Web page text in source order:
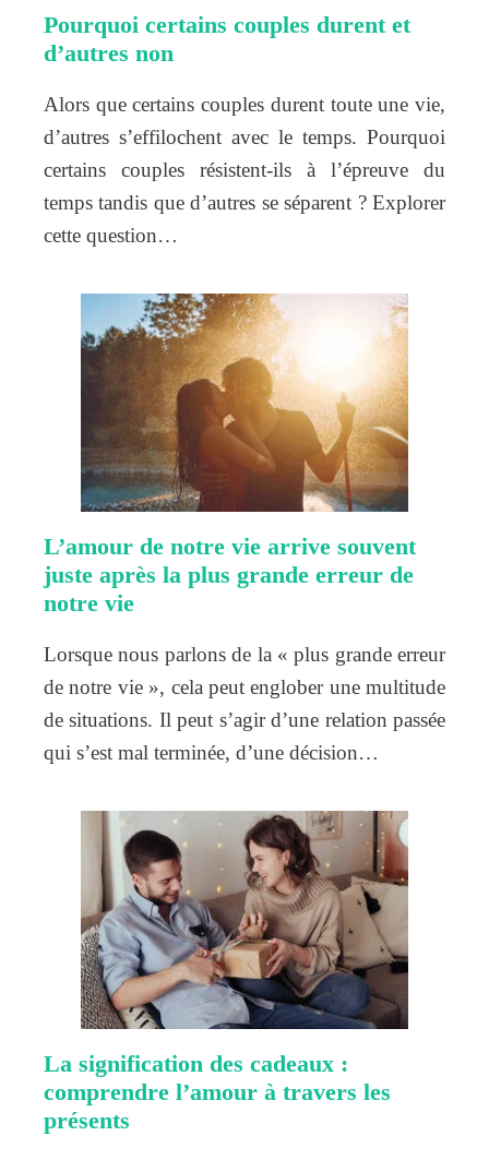
Pourquoi certains couples durent et
d’autres non
Alors que certains couples durent toute une vie,
d’autres s’effilochent avec le temps. Pourquoi
certains couples résistent-ils à l’épreuve du
temps tandis que d’autres se séparent ? Explorer
cette question…
L’amour de notre vie arrive souvent
juste après la plus grande erreur de
notre vie
Lorsque nous parlons de la « plus grande erreur
de notre vie », cela peut englober une multitude
de situations. Il peut s’agir d’une relation passée
qui s’est mal terminée, d’une décision…
La signification des cadeaux :
comprendre l’amour à travers les
présents